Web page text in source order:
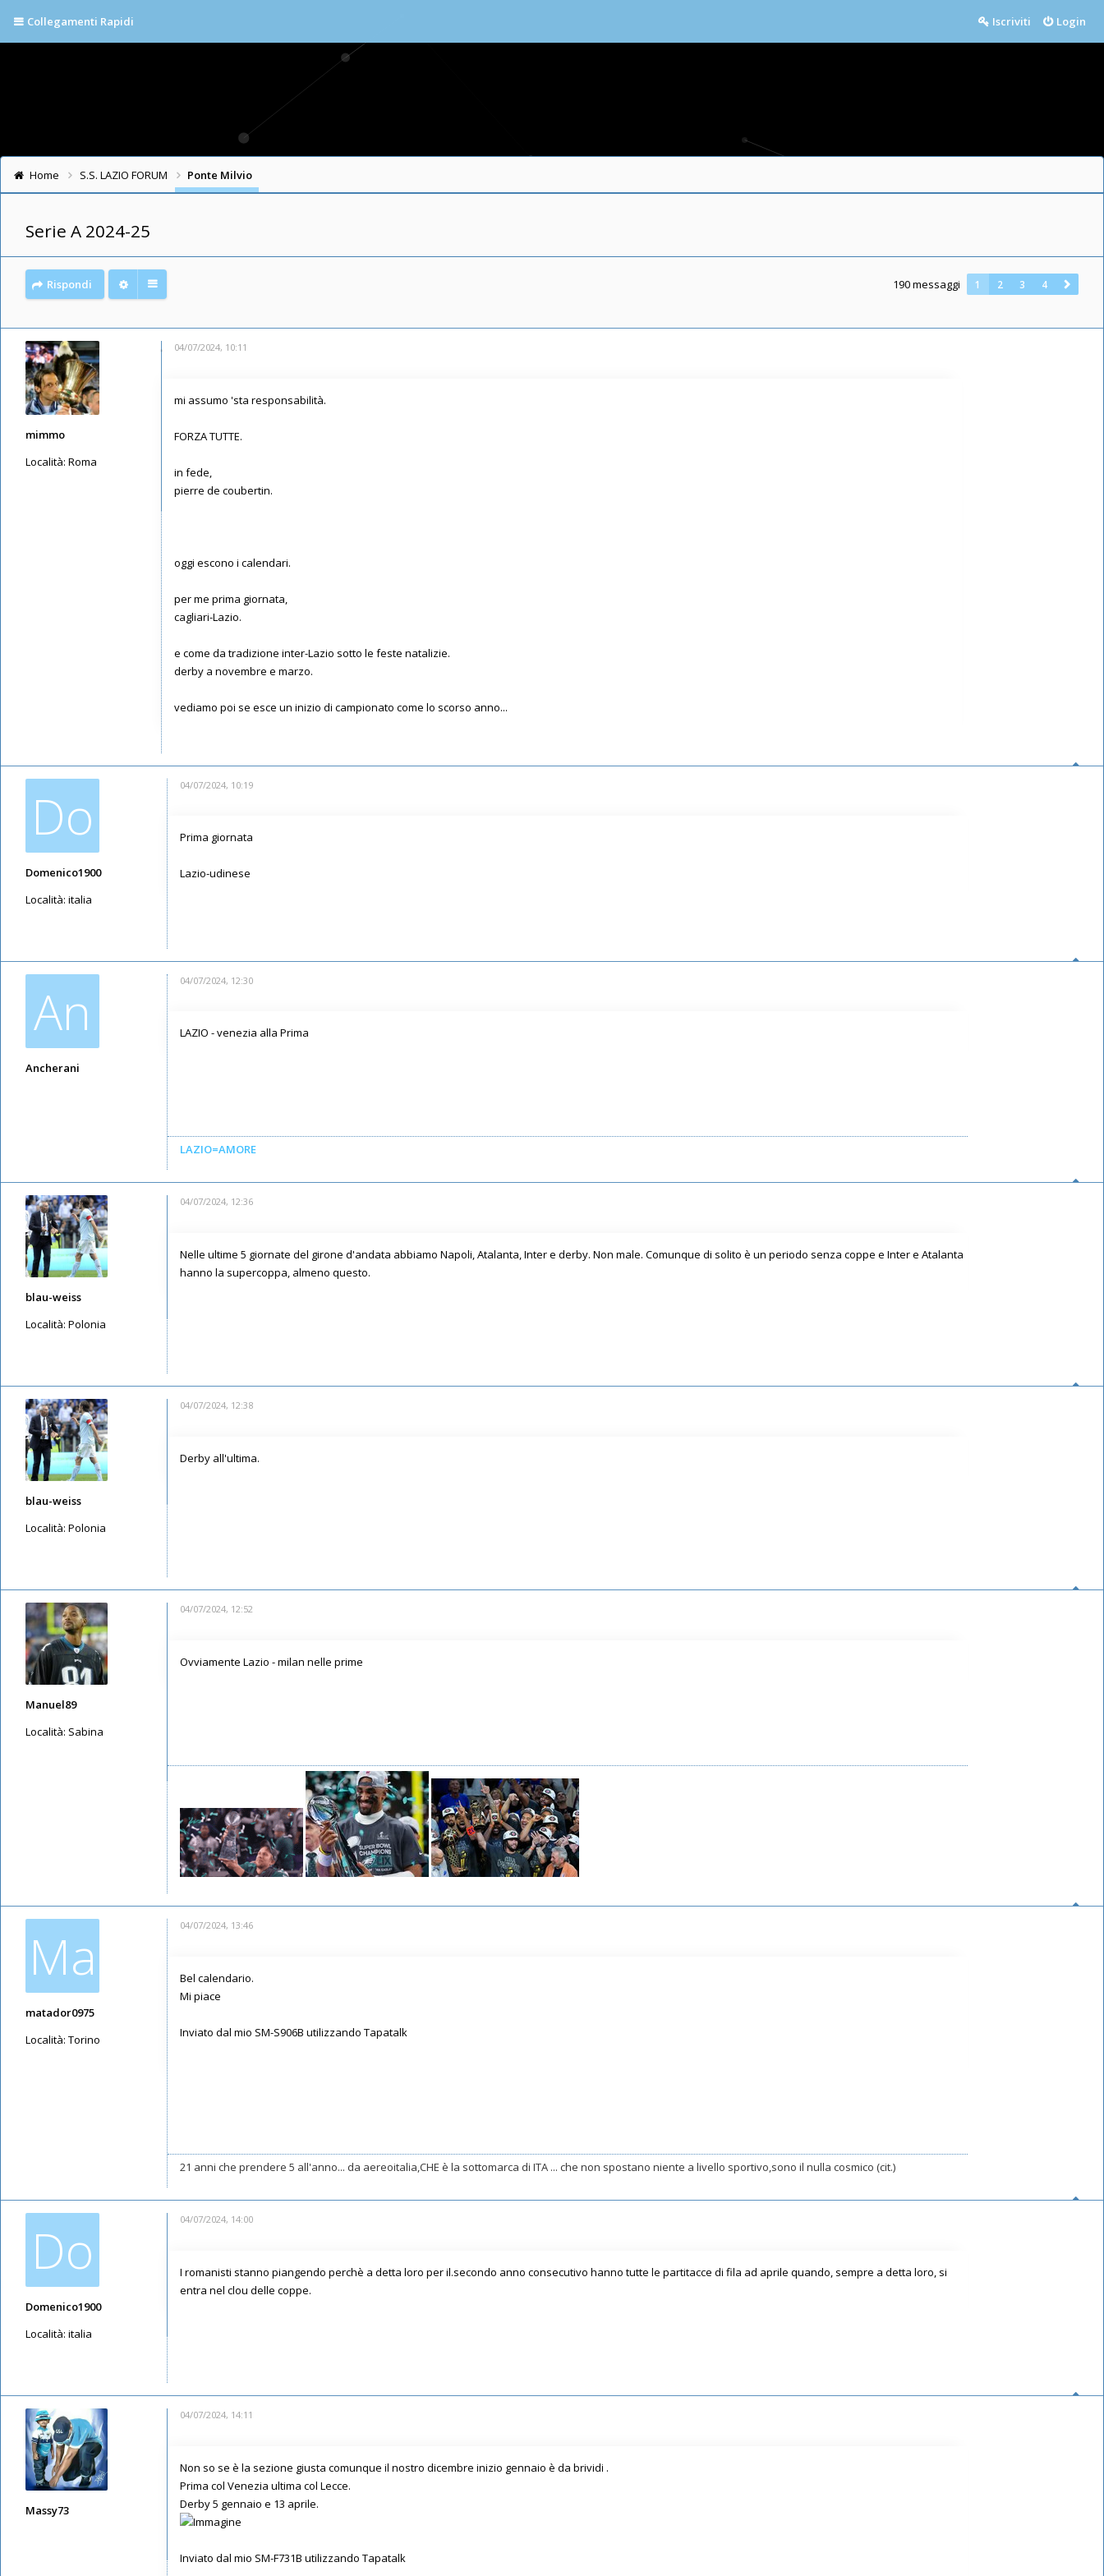
Collegamenti Rapidi Login
Iscriviti
Home S.S. LAZIO FORUM Ponte Milvio
Serie A 2024-25
Rispondi 190 messaggi 1 2 3 4
mimmo
Località: Roma
04/07/2024, 10:11
mi assumo 'sta responsabilità.
FORZA TUTTE.
in fede,
pierre de coubertin.
oggi escono i calendari.
per me prima giornata,
cagliari-Lazio.
e come da tradizione inter-Lazio sotto le feste natalizie.
derby a novembre e marzo.
vediamo poi se esce un inizio di campionato come lo scorso anno...
Do
Domenico1900
Località: italia
04/07/2024, 10:19
Prima giornata
Lazio-udinese
An
Ancherani
04/07/2024, 12:30
LAZIO - venezia alla Prima
LAZIO=AMORE
blau-weiss
Località: Polonia
04/07/2024, 12:36
Nelle ultime 5 giornate del girone d'andata abbiamo Napoli, Atalanta, Inter e derby. Non male. Comunque di solito è un periodo senza coppe e Inter e Atalanta
hanno la supercoppa, almeno questo.
blau-weiss
Località: Polonia
04/07/2024, 12:38
Derby all'ultima.
Manuel89
Località: Sabina
04/07/2024, 12:52
Ovviamente Lazio - milan nelle prime
Ma
matador0975
Località: Torino
04/07/2024, 13:46
Bel calendario.
Mi piace
Inviato dal mio SM-S906B utilizzando Tapatalk
21 anni che prendere 5 all'anno... da aereoitalia,CHE è la sottomarca di ITA ... che non spostano niente a livello sportivo,sono il nulla cosmico (cit.)
Do
Domenico1900
Località: italia
04/07/2024, 14:00
I romanisti stanno piangendo perchè a detta loro per il.secondo anno consecutivo hanno tutte le partitacce di fila ad aprile quando, sempre a detta loro, si
entra nel clou delle coppe.
Massy73
04/07/2024, 14:11
Non so se è la sezione giusta comunque il nostro dicembre inizio gennaio è da brividi .
Prima col Venezia ultima col Lecce.
Derby 5 gennaio e 13 aprile.
Inviato dal mio SM-F731B utilizzando Tapatalk